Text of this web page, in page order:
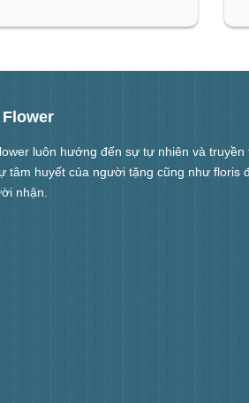
luôn hướng đến sự tự nhiên và truyền
tâm huyết của người tặng cũng như floris
nhận.